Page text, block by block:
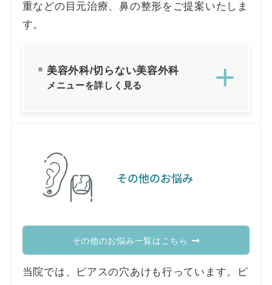
重などの目元治療、鼻の整形をご提案いたしま
す。
美容外科/切らない美容外科
メニューを詳しく見る
その他のお悩み
その他のお悩み一覧はこちら
当院では、ピアスの穴あけも行っています。ピ